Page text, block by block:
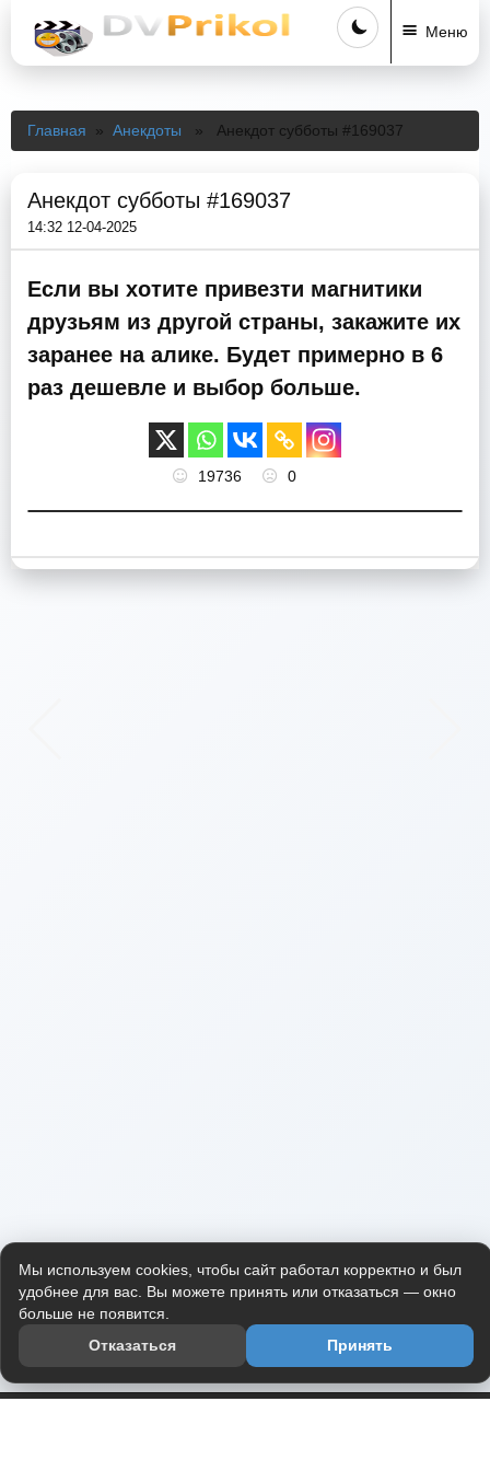
Меню
Главная » Анекдоты » Анекдот субботы #169037
Анекдот субботы #169037
14:32 12-04-2025
Если вы хотите привезти магнитики
друзьям из другой страны, закажите их
заранее на алике. Будет примерно в 6
раз дешевле и выбор больше.
19736 0
Мы используем cookies, чтобы сайт работал корректно и был
удобнее для вас. Вы можете принять или отказаться — окно
больше не появится.
Отказаться
Принять